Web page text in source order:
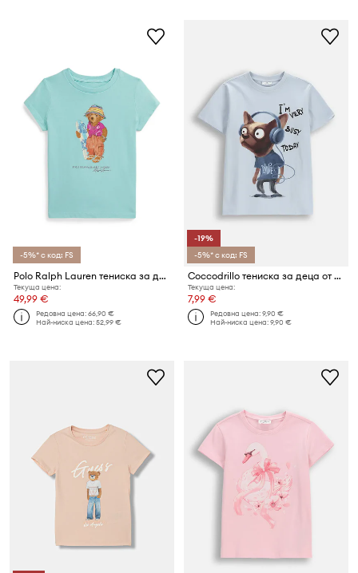
-5%* с код: FS
Polo Ralph Lauren тениска за деца от памук
Текуща цена:
49,99 €
Редовна цена:66,90 €
Най-ниска цена:52,99 €
-19%
-5%* с код: FS
Coccodrillo тениска за деца от памук
Текуща цена:
7,99 €
Редовна цена:9,90 €
Най-ниска цена:9,90 €